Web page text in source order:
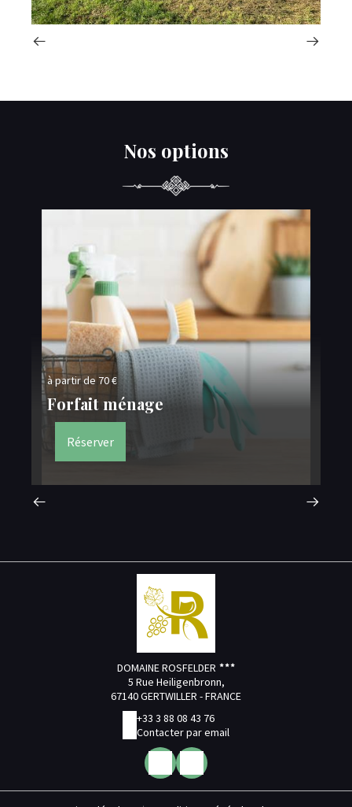
Nos options
à partir de 70 €
Forfait ménage
Réserver
DOMAINE ROSFELDER
5 Rue Heiligenbronn,
67140 GERTWILLER - FRANCE
+33 3 88 08 43 76
Contacter par email